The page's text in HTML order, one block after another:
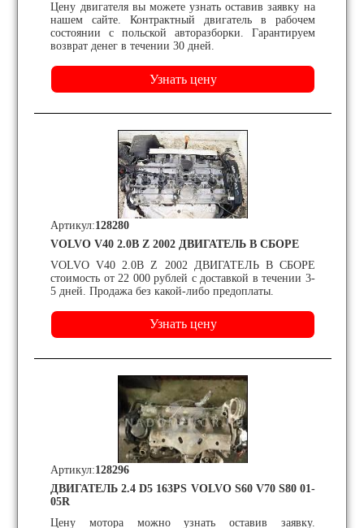
Цену двигателя вы можете узнать оставив заявку на
нашем сайте. Контрактный двигатель в рабочем
состоянии с польской авторазборки. Гарантируем
возврат денег в течении 30 дней.
VOLVO V40 2.0B Z 2002 ДВИГАТЕЛЬ В СБОРЕ
VOLVO V40 2.0B Z 2002 ДВИГАТЕЛЬ В СБОРЕ
стоимость от 22 000 рублей с доставкой в течении 3-
5 дней. Продажа без какой-либо предоплаты.
Артикул:128280
ДВИГАТЕЛЬ 2.4 D5 163PS VOLVO S60 V70 S80 01-
05R
Цену мотора можно узнать оставив заявку.
Артикул:128296